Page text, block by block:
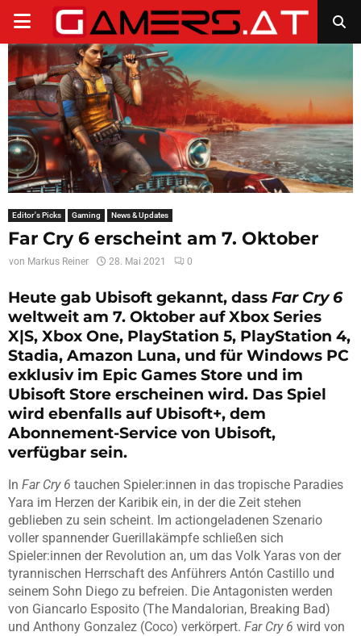
PRIMARY
MENU
Editor's Picks Gaming News & Updates
Far Cry 6 erscheint am 7. Oktober
von Markus Reiner 28. Mai 2021 0
Heute gab Ubisoft gekannt, dass Far Cry6
weltweit am 7. Oktober auf Xbox Series
X|S, Xbox One, PlayStation 5, PlayStation 4,
Stadia, Amazon Luna, und für Windows PC
exklusiv im Epic Games Store und im
Ubisoft Store erscheinen wird. Das Spiel
wird ebenfalls auf Ubisoft+, dem
Abonnement-Service von Ubisoft,
verfügbar sein.
In Far Cry 6 tauchen Spieler:innen in das tropische Paradies
Yara im Herzen der Karibik ein, in der die Zeit stehen
geblieben zu sein scheint. Im actiongeladenen Szenario
voller spannender Guerillakämpfe schließen sich
Spieler:innen der Revolution an, um das Volk Yaras von der
tyrannischen Herrschaft des Anführers Antón Castillo und
seinem Sohn Diego zu befreien. Die Antagonisten werden
von Giancarlo Esposito (The Mandalorian, Breaking Bad)
und Anthony Gonzalez (Coco) verkörpert. Far Cry 6 wird von